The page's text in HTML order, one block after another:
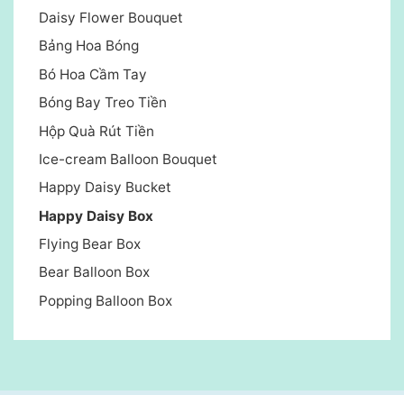
Daisy Flower Bouquet
Bảng Hoa Bóng
Bó Hoa Cầm Tay
Bóng Bay Treo Tiền
Hộp Quà Rút Tiền
Ice-cream Balloon Bouquet
Happy Daisy Bucket
Happy Daisy Box
Flying Bear Box
Bear Balloon Box
Popping Balloon Box